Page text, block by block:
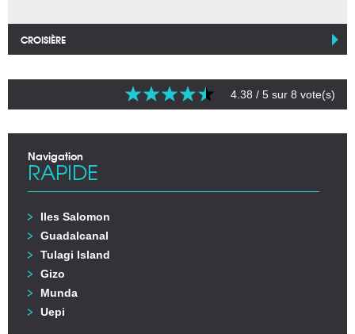
CROISIÈRE
4.38 / 5 sur 8 vote(s)
Navigation
RAPIDE
Iles Salomon
Guadalcanal
Tulagi Island
Gizo
Munda
Uepi